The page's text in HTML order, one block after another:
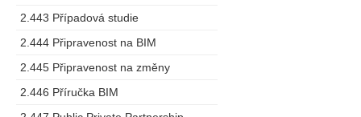
2.443 Případová studie
2.444 Připravenost na BIM
2.445 Připravenost na změny
2.446 Příručka BIM